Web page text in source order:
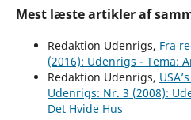
Mest læste artikler af
Redaktion Udenrigs, Fra
(2016): Udenrigs - Tema:
Redaktion Udenrigs,
Udenrigs: Nr. 3 (2008):
Det Hvide Hus